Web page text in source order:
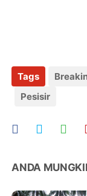
Tags
Pesisir
ANDA